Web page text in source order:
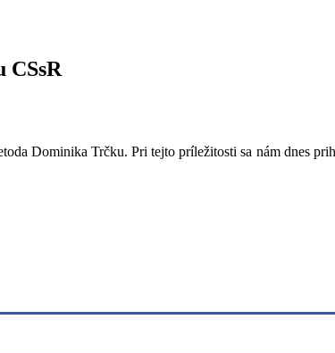
CSsR
Dominika Trčku. Pri tejto príležitosti sa nám dnes